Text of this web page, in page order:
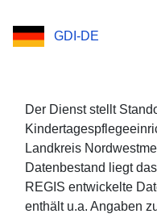
GDI-DE
Der Dienst stellt
Landkreis
Datenbestand liegt
REGIS entwickelte
enthält u.a. Angaben